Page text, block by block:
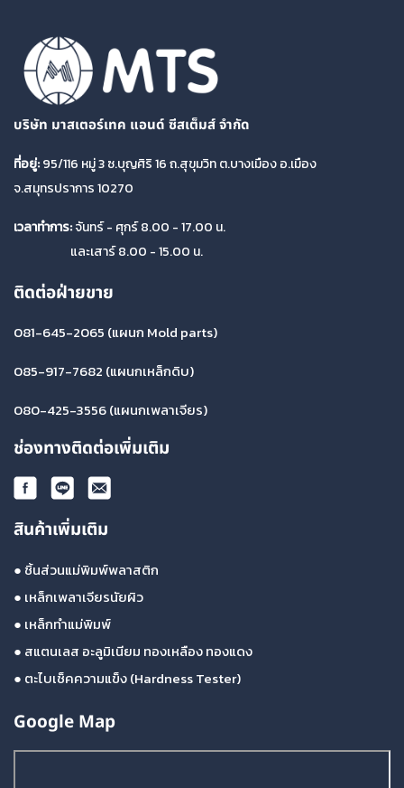
บริษัท มาสเตอร์เทค แอนด์ ซีสเต็มส์ จำกัด
ที่อยู่:95/116 หมู่ 3 ซ.บุญศิริ 16 ถ.สุขุมวิท ต.บางเมือง อ.เมือง
จ.สมุทรปราการ 10270
เวลาทำการ:จันทร์ - ศุกร์ 8.00 - 17.00 น.
และเสาร์ 8.00 - 15.00 น.
ติดต่อฝ่ายขาย
081-645-2065 (แผนก Mold parts)
085-917-7682 (แผนกเหล็กดิบ)
080-425-3556(แผนกเพลาเจียร)
ช่องทางติดต่อเพิ่มเติม
สินค้าเพิ่มเติม
● ชิ้นส่วนแม่พิมพ์พลาสติก
● เหล็กเพลาเจียรนัยผิว
● เหล็กทำแม่พิมพ์
● สแตนเลส อะลูมิเนียม ทองเหลือง ทองแดง
● ตะไบเช็คความแข็ง (Hardness Tester)
Google Map